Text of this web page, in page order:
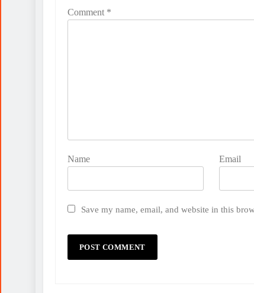
Comment *
Name Email
Save my name, email, and website in this